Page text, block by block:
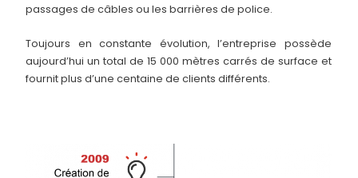
passages de câbles ou les barrières de police.
Toujours en constante évolution, l’entreprise possède
aujourd’hui un total de 15 000 mètres carrés de surface et
fournit plus d’une centaine de clients différents.